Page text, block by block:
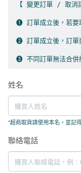
【 變更訂單 / 取消
➊ 訂單成立後，若要
➋ 訂單成立後，訂單
➌ 不同訂單無法合併
姓名
*超商取貨請使用本名，並記
聯絡電話